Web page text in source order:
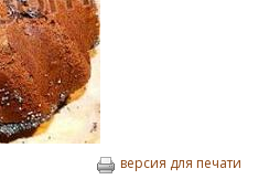
версия для печати